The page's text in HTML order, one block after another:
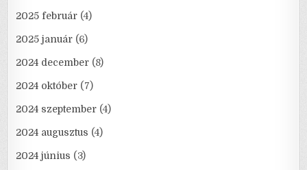
2025 február (4)
2025 január (6)
2024 december (8)
2024 október (7)
2024 szeptember (4)
2024 augusztus (4)
2024 június (3)